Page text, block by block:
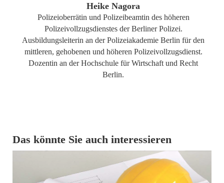
Heike Nagora
Polizeioberrätin und Polizeibeamtin des höheren
Polizeivollzugsdienstes der Berliner Polizei.
Ausbildungsleiterin an der Polizeiakademie Berlin für den
mittleren, gehobenen und höheren Polizeivollzugsdienst.
Dozentin an der Hochschule für Wirtschaft und Recht
Berlin.
Das könnte Sie auch interessieren